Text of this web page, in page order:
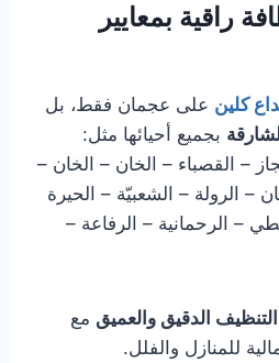
راقية بمعايير
كلين على عجمان فقط، بل
بجميع أحيائها مثل:
– القصباء – الخان – الخان –
– الرولة – الشعبيّة – الحيرة
– الرحمانية – الرفاعة –
التنظيف الدقيق والعميق مع
للمنازل والفلل.